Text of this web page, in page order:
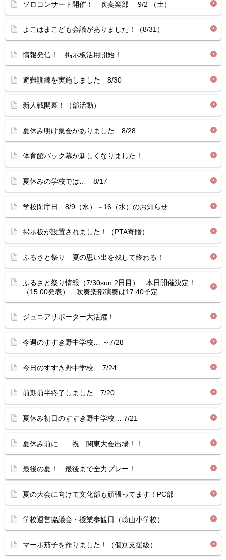
ソロコンサート開催！ 吹奏楽部 9/2 （土）
よこはまこども会議がありました！（8/31）
情報発信！ 掲示板活用開始！
避難訓練を実施しました 8/30
新人戦開幕！（部活動）
夏休み明け集会がありました 8/28
体育館バック幕が新しくなりました！
夏休みの学校では… 8/17
学校閉庁日 8/9（水）～16（水）のお知らせ
掲示板が設置されました！（PTA寄贈）
ふるさと祭り 夏の思い出を残して終わる！
ふるさと祭り情報（7/30sun.2日目） 本日開催決定！
（15:00発表） 吹奏楽部演奏は17:40予定
ジュニアサポーター大活躍！
今週のすすき野中学校… ～7/28
今日のすすき野中学校… 7/24
前期前半終了しました 7/20
夏休み初日のすすき野中学校… 7/21
夏休み前に… 祝 関東大会出場！！
最後の夏！ 最後まで全力プレー！
夏の大会に向けて文化部も頑張ってます！PC部
学校運営協議会・授業参観日（嶮山小学校）
マーボ茄子を作りました！（個別支援級）